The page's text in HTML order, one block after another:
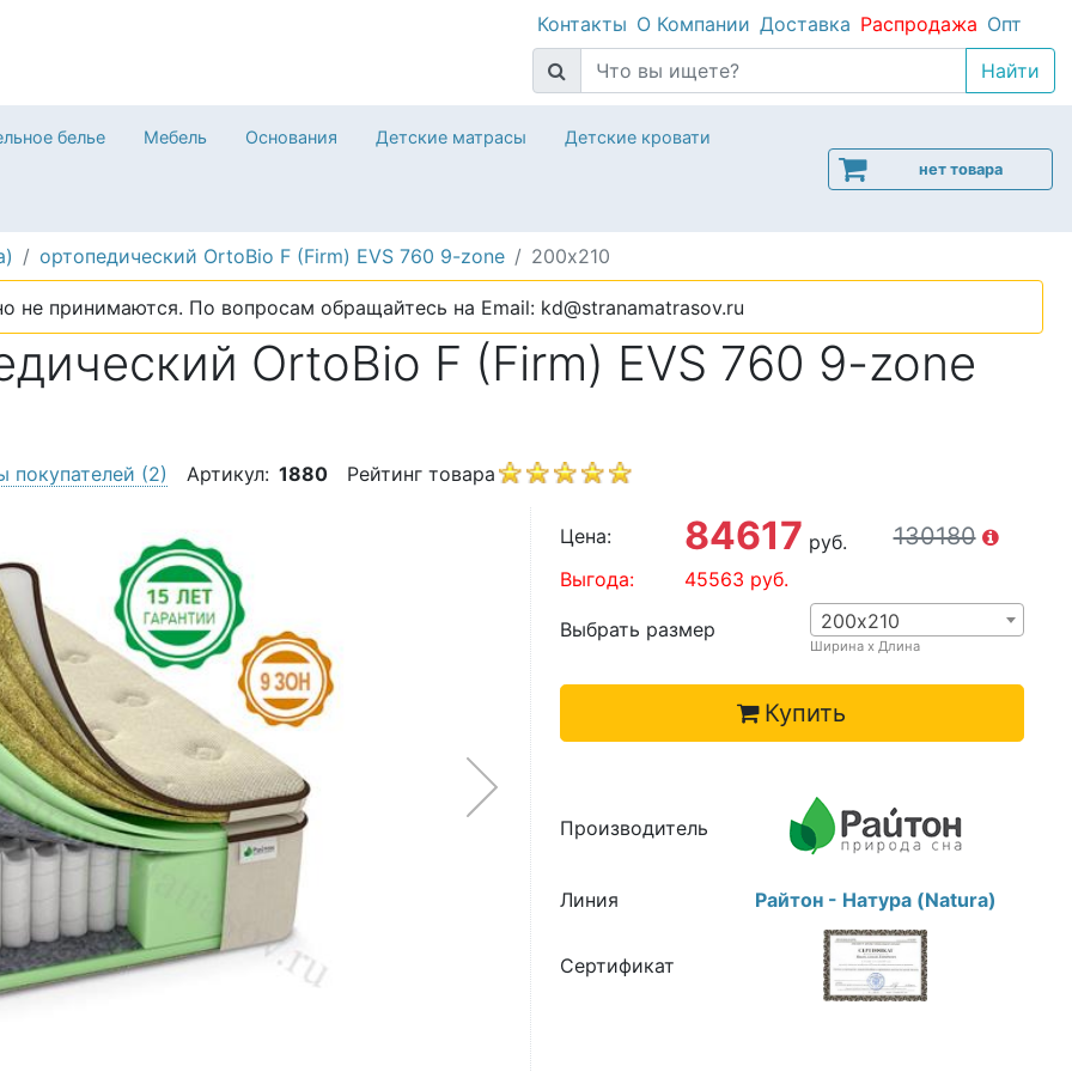
Контакты О Компании Доставка Распродажа Опт
белье Мебель Основания Детские матрасы Детские кровати
нет товара
ортопедический OrtoBio F (Firm) EVS 760 9-zone 200х210
не принимаются. По вопросам обращайтесь на Email: kd@stranamatrasov.ru
OrtoBio F (Firm) EVS 760 9-zone
покупателей (2) Артикул: 1880 Рейтинг товара
Цена: 84617 руб. 130180
Выгода: 45563 руб.
Выбрать размер 200х210
Ширина х Длина
Купить
Производитель
Линия Райтон - Натура (Natura)
Сертификат